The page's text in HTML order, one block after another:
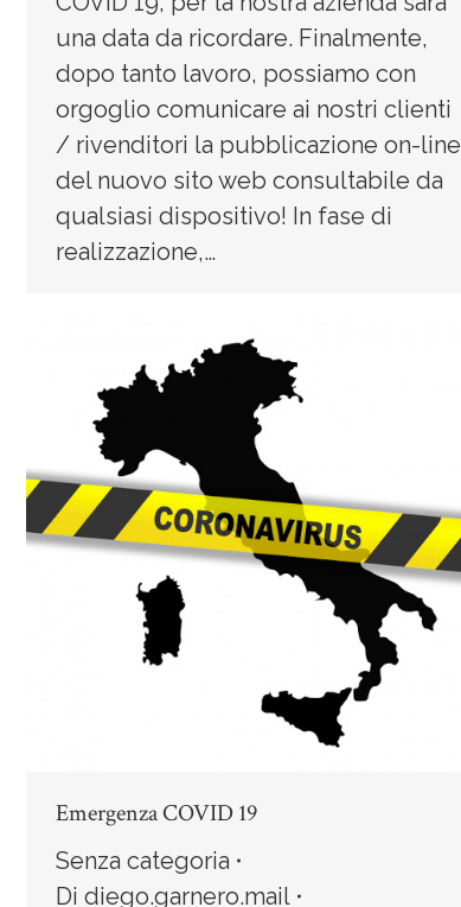
una data da ricordare. Finalmente,
dopo tanto lavoro, possiamo con
orgoglio comunicare ai nostri clienti
/ rivenditori la pubblicazione on-line
del nuovo sito web consultabile da
qualsiasi dispositivo! In fase di
realizzazione,…
Emergenza COVID 19
Senza categoria
Di diego.garnero.mail